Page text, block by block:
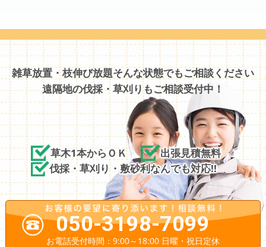
雑草放置・枝伸び放題そんな状態でもご相談ください
遠隔地の伐採・草刈りもご相談受付中！
草木1本からＯＫ
出張見積無料
伐採・草刈り・敷砂利なんでも対応!!
050-3198-7099
お電話受付時間：9:00～18:00 日曜・祝日定休